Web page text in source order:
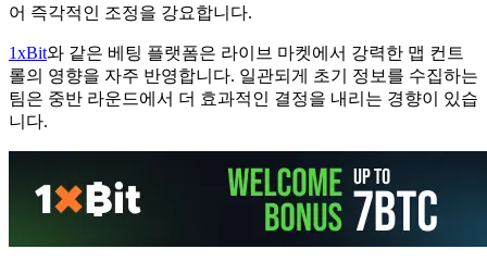
어 즉각적인 조정을 강요합니다.
1xBit와 같은 베팅 플랫폼은 라이브 마켓에서 강력한 맵 컨트
롤의 영향을 자주 반영합니다. 일관되게 초기 정보를 수집하는
팀은 중반 라운드에서 더 효과적인 결정을 내리는 경향이 있습
니다.